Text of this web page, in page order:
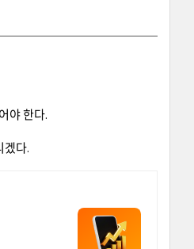
야 한다.
겠다.